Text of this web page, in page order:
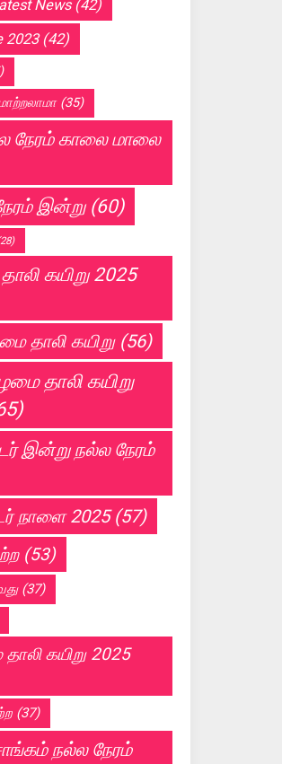
News(42)
2023(42)
(35)
காலை மாலை
இன்று(60)
கயிறு 2025
தாலி கயிறு(56)
தாலி கயிறு
இன்று நல்ல நேரம்
நாளை 2025(57)
(53)
(37)
கயிறு 2025
(37)
நல்ல நேரம்